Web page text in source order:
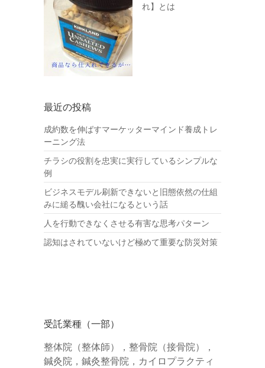
れ】とは
最近の投稿
成約数を伸ばすマーケッターマインド養成トレ
ーニング法
チラシの役割を忠実に実行しているシンプルな
例
ビジネスモデル刷新できないと旧態依然の仕組
みに縋る醜い会社になるという話
人を行動できなくさせる有害な思考パターン
認知はされていないけど極めて重要な防災対策
受託業種（一部）
整体院（整体師），整骨院（接骨院），
鍼灸院，鍼灸整骨院，カイロプラクティ